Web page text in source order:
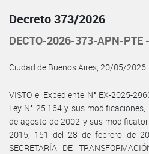
Decreto 373/2026
DECTO-2026-373-APN-PTE
Ciudad de Buenos Aires, 20/05/2026
VISTO el Expediente N° EX-2025-
Ley N° 25.164 y sus
de agosto de 2002 y sus
2015, 151 del 28 de febrero de
SECRETARÍA DE